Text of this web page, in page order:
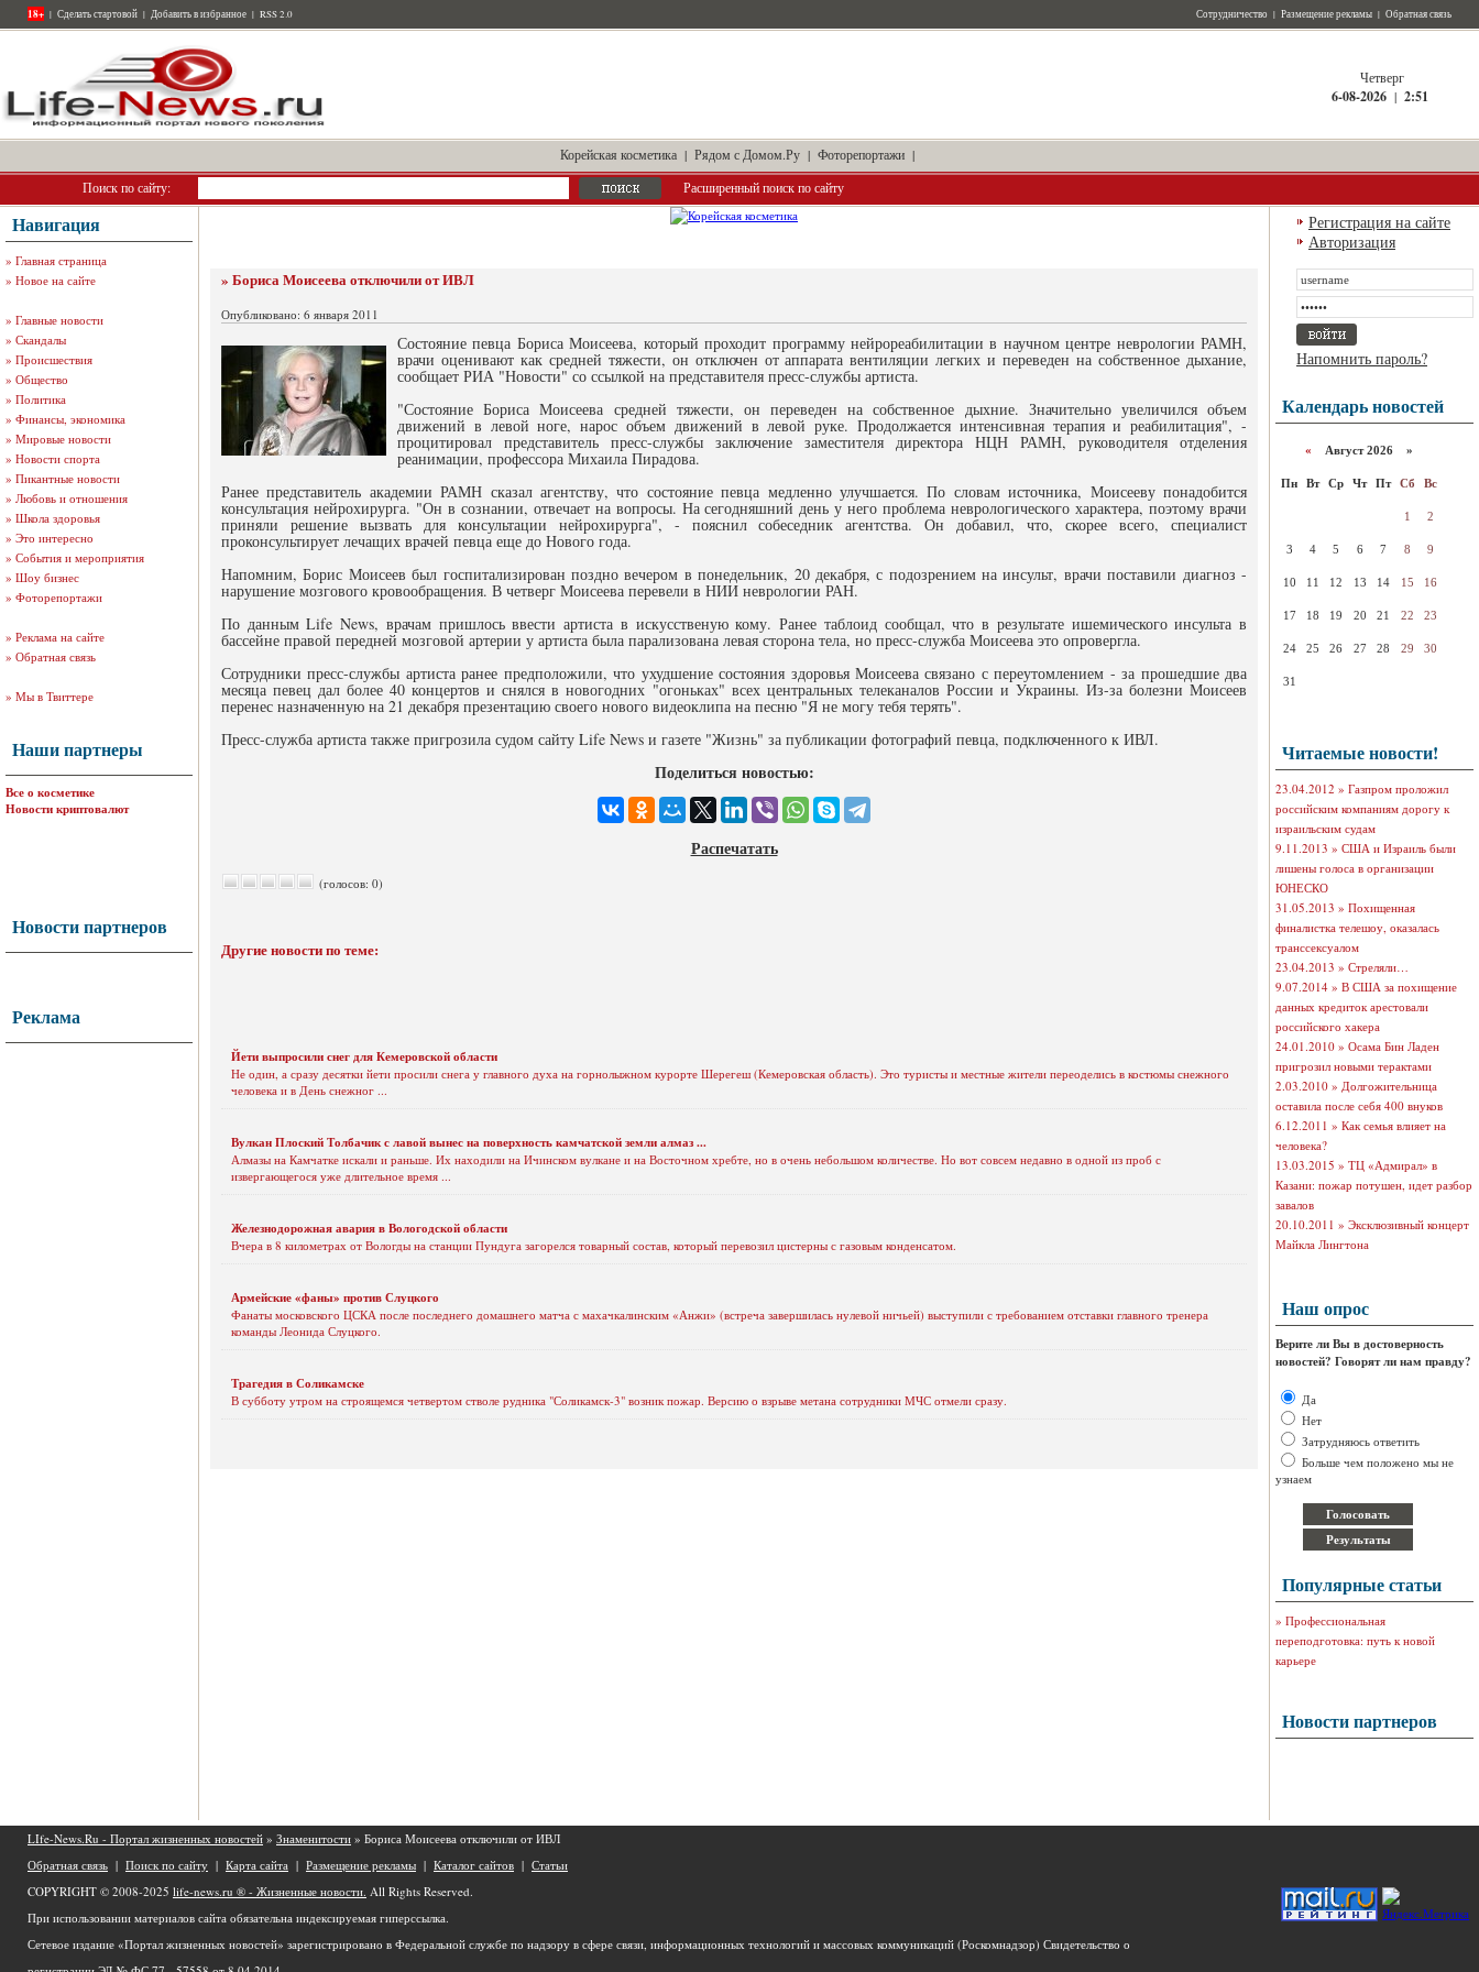
18+ | Сделать стартовой | Добавить в избранное | RSS 2.0 Сотрудничество | Размещение рекламы | Обратная связь
Четверг
6-08-2026 | 2:51
Корейская косметика | Рядом с Домом.Ру | Фоторепортажи |
Поиск по сайту:
Расширенный поиск по сайту
Навигация
» Главная страница
» Новое на сайте
» Главные новости
» Скандалы
» Происшествия
» Общество
» Политика
» Финансы, экономика
» Мировые новости
» Новости спорта
» Пикантные новости
» Любовь и отношения
» Школа здоровья
» Это интересно
» События и мероприятия
» Шоу бизнес
» Фоторепортажи
» Реклама на сайте
» Обратная связь
» Мы в Твиттере
Наши партнеры
Все о косметике
Новости криптовалют
Новости партнеров
Реклама
» Бориса Моисеева отключили от ИВЛ
Опубликовано: 6 января 2011
Состояние певца Бориса Моисеева, который проходит программу нейрореабилитации в научном центре неврологии РАМН,
врачи оценивают как средней тяжести, он отключен от аппарата вентиляции легких и переведен на собственное дыхание,
сообщает РИА "Новости" со ссылкой на представителя пресс-службы артиста.
"Состояние Бориса Моисеева средней тяжести, он переведен на собственное дыхние. Значительно увеличился объем
движений в левой ноге, нарос объем движений в левой руке. Продолжается интенсивная терапия и реабилитация", -
процитировал представитель пресс-службы заключение заместителя директора НЦН РАМН, руководителя отделения
реанимации, профессора Михаила Пирадова.
Ранее представитель академии РАМН сказал агентству, что состояние певца медленно улучшается. По словам источника, Моисееву понадобится
консультация нейрохирурга. "Он в сознании, отвечает на вопросы. На сегодняшний день у него проблема неврологического характера, поэтому врачи
приняли решение вызвать для консультации нейрохирурга", - пояснил собеседник агентства. Он добавил, что, скорее всего, специалист
проконсультирует лечащих врачей певца еще до Нового года.
Напомним, Борис Моисеев был госпитализирован поздно вечером в понедельник, 20 декабря, с подозрением на инсульт, врачи поставили диагноз -
нарушение мозгового кровообращения. В четверг Моисеева перевели в НИИ неврологии РАН.
По данным Life News, врачам пришлось ввести артиста в искусственую кому. Ранее таблоид сообщал, что в результате ишемического инсульта в
бассейне правой передней мозговой артерии у артиста была парализована левая сторона тела, но пресс-служба Моисеева это опровергла.
Сотрудники пресс-службы артиста ранее предположили, что ухудшение состояния здоровья Моисеева связано с переутомлением - за прошедшие два
месяца певец дал более 40 концертов и снялся в новогодних "огоньках" всех центральных телеканалов России и Украины. Из-за болезни Моисеев
перенес назначенную на 21 декабря презентацию своего нового видеоклипа на песню "Я не могу тебя терять".
Пресс-служба артиста также пригрозила судом сайту Life News и газете "Жизнь" за публикации фотографий певца, подключенного к ИВЛ.
Поделиться новостью:
Распечатать
(голосов: 0)
Другие новости по теме:
Йети выпросили снег для Кемеровской области
Не один, а сразу десятки йети просили снега у главного духа на горнолыжном курорте Шерегеш (Кемеровская область). Это туристы и местные жители переоделись в костюмы снежного
человека и в День снежног ...
Вулкан Плоский Толбачик с лавой вынес на поверхность камчатской земли алмаз ...
Алмазы на Камчатке искали и раньше. Их находили на Ичинском вулкане и на Восточном хребте, но в очень небольшом количестве. Но вот совсем недавно в одной из проб с
извергающегося уже длительное время ...
Железнодорожная авария в Вологодской области
Вчера в 8 километрах от Вологды на станции Пундуга загорелся товарный состав, который перевозил цистерны с газовым конденсатом.
Армейские «фаны» против Слуцкого
Фанаты московского ЦСКА после последнего домашнего матча с махачкалинским «Анжи» (встреча завершилась нулевой ничьей) выступили с требованием отставки главного тренера
команды Леонида Слуцкого.
Трагедия в Соликамске
В субботу утром на строящемся четвертом стволе рудника "Соликамск-3" возник пожар. Версию о взрыве метана сотрудники МЧС отмели сразу.
Регистрация на сайте
Авторизация
Напомнить пароль?
Календарь новостей
« Август 2026 »
Пн Вт Ср Чт Пт Сб Вс
1 2
3 4 5 6 7 8 9
10 11 12 13 14 15 16
17 18 19 20 21 22 23
24 25 26 27 28 29 30
31
Читаемые новости!
23.04.2012 » Газпром проложил
российским компаниям дорогу к
израильским судам
9.11.2013 » США и Израиль были
лишены голоса в организации
ЮНЕСКО
31.05.2013 » Похищенная
финалистка телешоу, оказалась
транссексуалом
23.04.2013 » Стреляли…
9.07.2014 » В США за похищение
данных кредиток арестовали
российского хакера
24.01.2010 » Осама Бин Ладен
пригрозил новыми терактами
2.03.2010 » Долгожительница
оставила после себя 400 внуков
6.12.2011 » Как семья влияет на
человека?
13.03.2015 » ТЦ «Адмирал» в
Казани: пожар потушен, идет разбор
завалов
20.10.2011 » Эксклюзивный концерт
Майкла Лингтона
Наш опрос
Верите ли Вы в достоверность
новостей? Говорят ли нам правду?
Да
Нет
Затрудняюсь ответить
Больше чем положено мы не
узнаем
Популярные статьи
» Профессиональная
переподготовка: путь к новой
карьере
Новости партнеров
LIfe-News.Ru - Портал жизненных новостей » Знаменитости » Бориса Моисеева отключили от ИВЛ
Обратная связь | Поиск по сайту | Карта сайта | Размещение рекламы | Каталог сайтов | Статьи
COPYRIGHT © 2008-2025 life-news.ru ® - Жизненные новости. All Rights Reserved.
При использовании материалов сайта обязательна индексируемая гиперссылка.
Сетевое издание «Портал жизненных новостей» зарегистрировано в Федеральной службе по надзору в сфере связи, информационных технологий и массовых коммуникаций (Роскомнадзор) Свидетельство о